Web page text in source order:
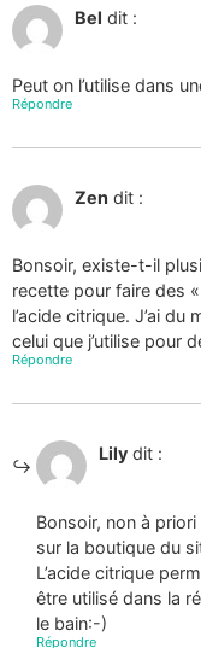
Bel dit :
Peut on l’utilise dans
Répondre
Zen dit :
Bonsoir, existe-t-il
recette pour faire des
l’acide citrique. J’ai du
celui que j’utilise pour
Répondre
Lily dit :
Bonsoir, non à priori
sur la boutique du
L’acide citrique
être utilisé dans la
le bain:-)
Répondre